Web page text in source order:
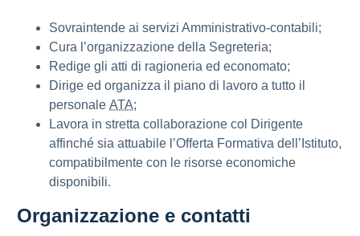
Sovraintende ai servizi Amministrativo-contabili;
Cura l’organizzazione della Segreteria;
Redige gli atti di ragioneria ed economato;
Dirige ed organizza il piano di lavoro a tutto il
personale ATA;
Lavora in stretta collaborazione col Dirigente
affinché sia attuabile l’Offerta Formativa dell’Istituto,
compatibilmente con le risorse economiche
disponibili.
Organizzazione e contatti